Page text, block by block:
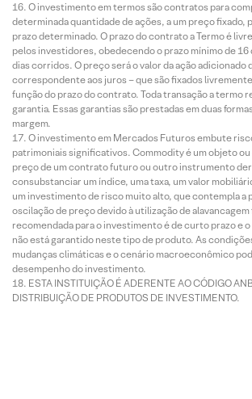
O investimento em termos são contratos para
determinada quantidade de ações, a um preço fixado,
prazo determinado. O prazo do contrato a Termo é
pelos investidores, obedecendo o prazo mínimo de 16
dias corridos. O preço será o valor da ação adicionado
correspondente aos juros – que são fixados
função do prazo do contrato. Toda transação a termo
garantia. Essas garantias são prestadas em duas
margem.
O investimento em Mercados Futuros embute
patrimoniais significativos. Commodity é um objeto
preço de um contrato futuro ou outro instrumento
consubstanciar um índice, uma taxa, um valor
um investimento de risco muito alto, que contempla a
oscilação de preço devido à utilização de
recomendada para o investimento é de curto prazo e
não está garantido neste tipo de produto. As
mudanças climáticas e o cenário macroeconômico
desempenho do investimento.
ESTA INSTITUIÇÃO É ADERENTE AO CÓDIGO
DISTRIBUIÇÃO DE PRODUTOS DE INVESTIMENTO.